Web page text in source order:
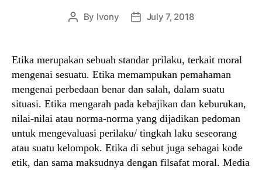
Post
By Ivony
PostJuly 7, 2018
Etika merupakan sebuah standar prilaku, terkait moral
mengenai sesuatu. Etika memampukan pemahaman
mengenai perbedaan benar dan salah, dalam suatu
situasi. Etika mengarah pada kebajikan dan keburukan,
nilai-nilai atau norma-norma yang dijadikan pedoman
untuk mengevaluasi perilaku/ tingkah laku seseorang
atau suatu kelompok. Etika di sebut juga sebagai kode
etik, dan sama maksudnya dengan filsafat moral. Media